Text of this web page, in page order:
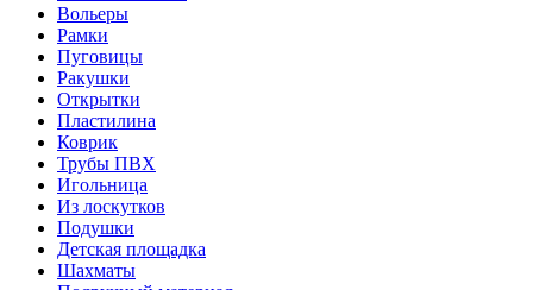
Вольеры
Рамки
Пуговицы
Ракушки
Открытки
Пластилина
Коврик
Трубы ПВХ
Игольница
Из лоскутков
Подушки
Детская площадка
Шахматы